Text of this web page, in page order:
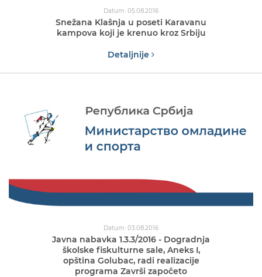
Datum: 05.08.2016
Snežana Klašnja u poseti Karavanu
kampova koji je krenuo kroz Srbiju
Detaljnije
Datum: 03.08.2016
Javna nabavka 1.3.3/2016 - Dogradnja
školske fiskulturne sale, Aneks I,
opština Golubac, radi realizacije
programa Završi započeto